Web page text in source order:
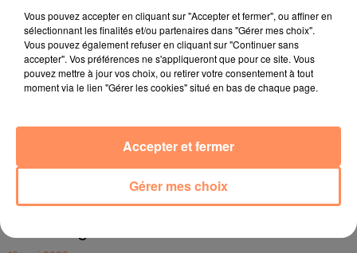
Radio Star Live avec Dadju
27 juin 2022
Marseille : une application pour mettre en
relation extras et...
Le cocholed pour jouer à la pétanque
jusqu'au bout de la nuit !
10 mai 2022
Toulon : des quais électrifiés pour 2023 !
Cassis organise sa traditionnelle "Fête du vin"
Vous pouvez accepter en cliquant sur "Accepter et fermer", ou affiner en
sélectionnant les finalités et/ou partenaires dans "Gérer mes choix".
Vous pouvez également refuser en cliquant sur "Continuer sans
accepter". Vos préférences ne s'appliqueront que pour ce site. Vous
pouvez mettre à jour vos choix, ou retirer votre consentement à tout
moment via le lien "Gérer les cookies" situé en bas de chaque page.
Gérer mes choix
Accepter et fermer